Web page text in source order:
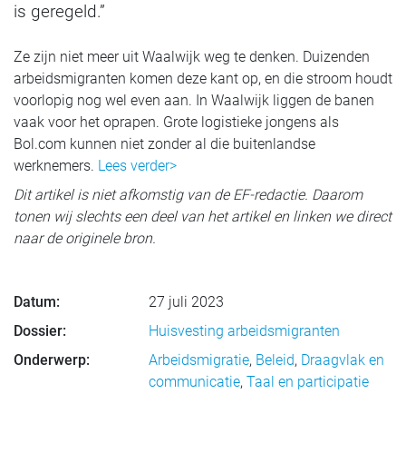
is geregeld.”
Ze zijn niet meer uit Waalwijk weg te denken. Duizenden
arbeidsmigranten komen deze kant op, en die stroom houdt
voorlopig nog wel even aan. In Waalwijk liggen de banen
vaak voor het oprapen. Grote logistieke jongens als
Bol.com kunnen niet zonder al die buitenlandse
werknemers. Lees verder>
Dit artikel is niet afkomstig van de EF-redactie. Daarom
tonen wij slechts een deel van het artikel en linken we direct
naar de originele bron.
Datum:
27 juli 2023
Dossier:
Huisvesting arbeidsmigranten
Onderwerp:
Arbeidsmigratie, Beleid, Draagvlak en
communicatie,Taal en participatie